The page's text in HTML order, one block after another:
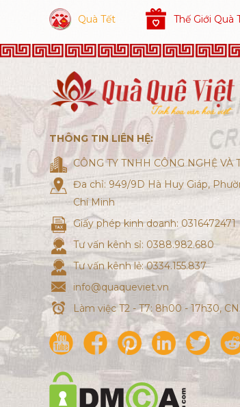
Quà Tết Thế Giới Quà
THÔNG TIN LIÊN HỆ:
CÔNG TY TNHH CÔNG NGHỆ VÀ
Đa chỉ: 949/9D Hà Huy Giáp,
Chí Minh
Giấy phép kinh doanh: 0316472471
Tư vấn kênh sỉ: 0388.982.680
Tư vấn kênh lẻ: 0334.155.837
info@quaqueviet.vn
Làm việc T2 - T7: 8h00 - 17h30,